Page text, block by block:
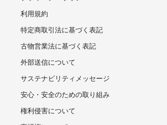
利用規約
特定商取引法に基づく表記
古物営業法に基づく表記
外部送信について
サステナビリティメッセージ
安心・安全のための取り組み
権利侵害について